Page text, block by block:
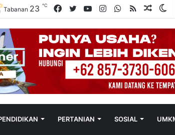
RSS
WhatsApp
Instagram
YouTube
Twitter
Facebook
Tabanan 23℃
PERTANIAN SOSIAL